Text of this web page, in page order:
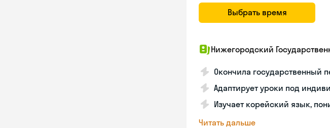
Выбрать время
Нижегородский
Окончила государственный
Адаптирует уроки под
Изучает корейский язык,
Читать дальше